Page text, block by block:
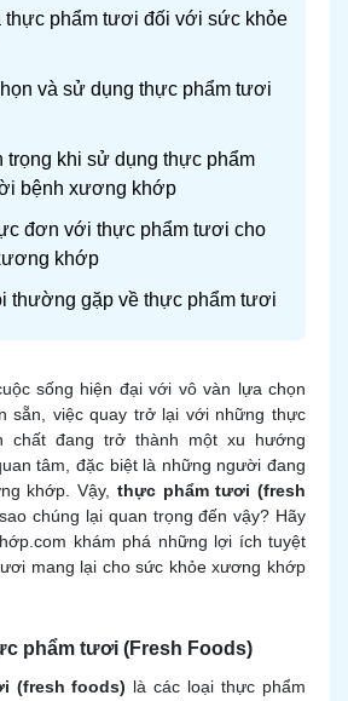
thực phẩm tươi đối với sức khỏe
và sử dụng thực phẩm tươi
trọng khi sử dụng thực phẩm
bệnh xương khớp
đơn với thực phẩm tươi cho
khớp
thường gặp về thực phẩm tươi
sống hiện đại với vô vàn lựa chọn
sẵn, việc quay trở lại với những thực
chất đang trở thành một xu hướng
tâm, đặc biệt là những người đang
khớp. Vậy, thực phẩm tươi (fresh
chúng lại quan trọng đến vậy? Hãy
khám phá những lợi ích tuyệt
mang lại cho sức khỏe xương khớp
phẩm tươi (Fresh Foods)
(fresh foods) là các loại thực phẩm